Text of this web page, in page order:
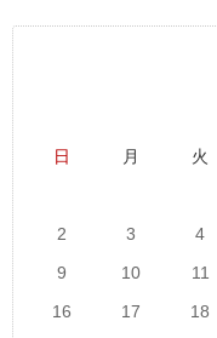
日 月 火
2
3 4
9
10 11
16
17 18